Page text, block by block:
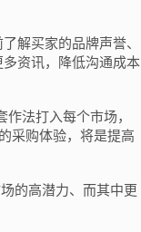
解买家的品牌声誉、
资讯，降低沟通成本
法打入每个市场，
采购体验，将是提高
的高潜力、而其中更
、发展事业